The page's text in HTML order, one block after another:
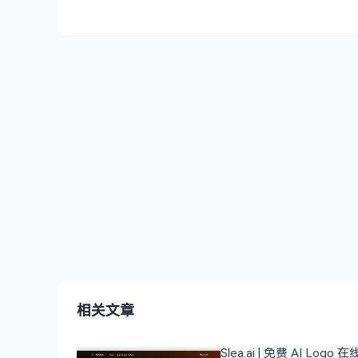
相关文章
Slea.ai | 免费 AI Logo 在